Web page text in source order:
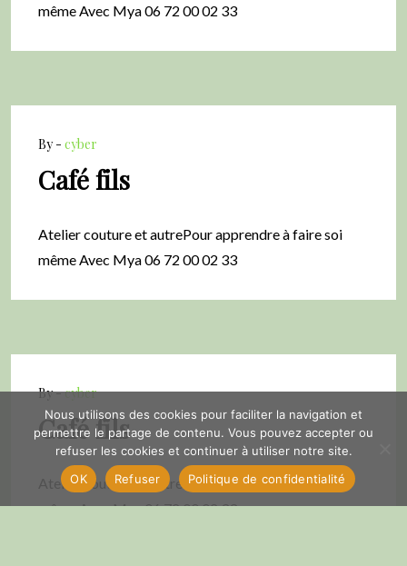
même Avec Mya 06 72 00 02 33
By - cyber
Café fils
Atelier couture et autrePour apprendre à faire soi
même Avec Mya 06 72 00 02 33
By -cyber
Café fils
Atelier couture et autrePour apprendre à faire soi
même Avec Mya 06 72 00 02 33
Nous utilisons des cookies pour faciliter la navigation et
permettre le partage de contenu. Vous pouvez accepter ou
refuser les cookies et continuer à utiliser notre site.
OK
Refuser Politique de confidentialité